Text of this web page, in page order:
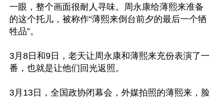
一眼，整个画面很耐人寻味。周永康给薄熙来准备
的这个托儿，被称作“薄熙来倒台前夕的最后一个牺
牲品”。
3月8日和9日，老天让周永康和薄熙来充份表演了一
番，也就是让他们回光返照。
3月13日，全国政协闭幕会，外媒拍照的薄熙来，脸